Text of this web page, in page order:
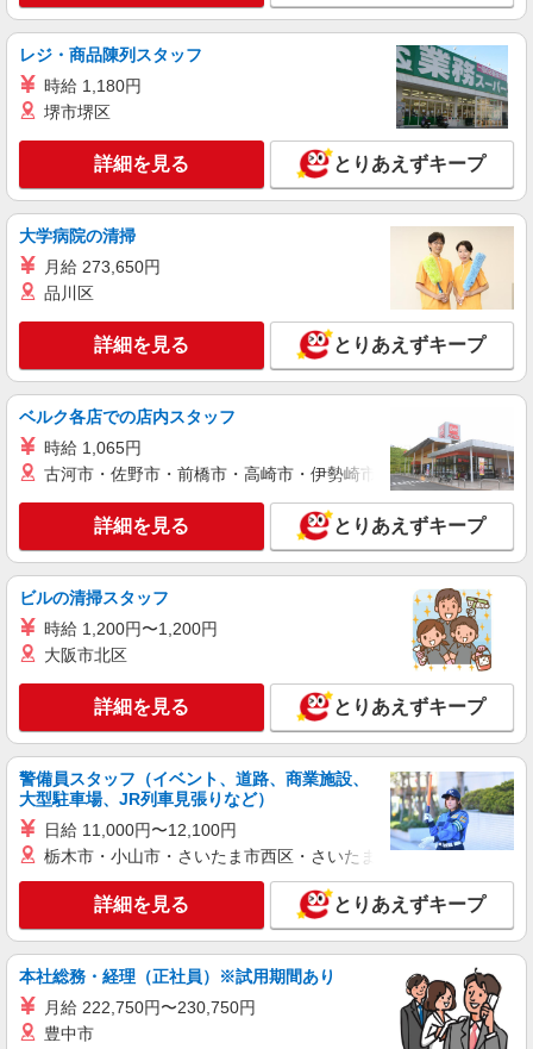
株式会社テクノ・サービス/お仕事No/0896988
広島県三原市 ＊車・バイク通勤OK
キープ 詳細を見る
派遣社員
株式会社テクノ・サービス/お仕事No/0879138
時給1400円交通費全額支給
広島県三原市 ＊車・バイク通勤OK
キープ
派遣社員
株式会社綜合キャリアオプション（1314VJ0805G67★17-S-T2）
くるまプラ部品の塗装・検査・組立/日払いOK
時給1,500円 交通費：既定支給
キープ 詳細を見る
株式会社綜合キャリアオプション（1314VJ0805G66★41-S-T2）
くるま用プラ部品の塗装・組立/日払いOK
時給1,400円 交通費：既定支給
広島県三原市
キープ 詳細を見る
株式会社テクノ・サービス/お仕事No/0903087
断熱材の組立
時給1250円交通費全額支給
広島県三原市 ＊車・バイク通勤OK
レジ・商品陳列スタッフ
時給 1,180円
堺市堺区
詳細を見る とりあえずキープ
大学病院の清掃
月給 273,650円
品川区
詳細を見る とりあえずキープ
ベルク各店での店内スタッフ
時給 1,065円
古河市・佐野市・前橋市・高崎市・伊勢崎市・太田市・館林市
詳細を見る とりあえずキープ
ビルの清掃スタッフ
時給 1,200円〜1,200円
大阪市北区
詳細を見る とりあえずキープ
警備員スタッフ（イベント、道路、商業施設、
大型駐車場、JR列車見張りなど）
日給 11,000円〜12,100円
栃木市・小山市・さいたま市西区・さいたま市岩槻区・久喜市・
詳細を見る とりあえずキープ
本社総務・経理（正社員）※試用期間あり
月給 222,750円〜230,750円
豊中市